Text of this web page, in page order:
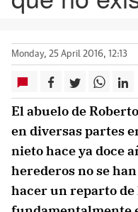
Monday, 25 April 2016, 12:13
El abuelo de
en diversas partes
nieto hace ya doce
herederos no se
hacer un reparto